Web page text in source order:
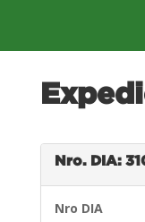
Nro. DIA:
Nro DIA